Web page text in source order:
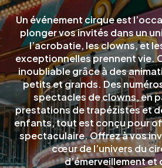
Un événement cirque est
plonger vos invités dans un
l’acrobatie, les clowns, et
exceptionnelles prennent vie.
inoubliable grâce à des
petits et grands. Des
spectacles de clowns, en
prestations de trapézistes et
enfants, tout est conçu pour
spectaculaire. Offrez à vos
cœur de l’univers du
d’émerveillement et